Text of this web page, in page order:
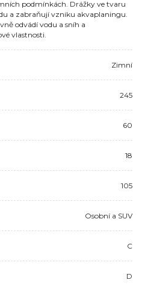
podmínkách. Drážky ve tvaru
a zabraňují vzniku akvaplaningu.
odvádí vodu a sníh a
vlastnosti.
Zimní
245
60
18
105
Osobní a SUV
C
D